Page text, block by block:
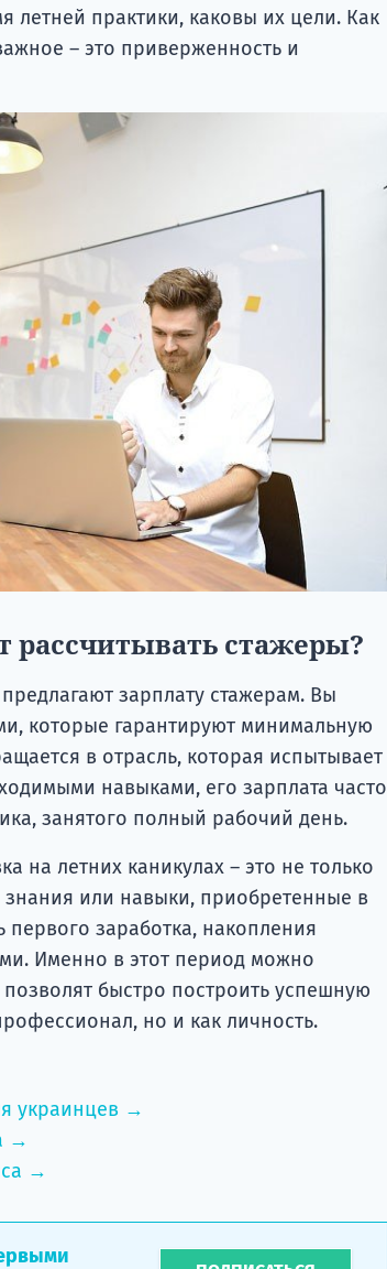
летней практики, каковы их цели. Как
– это приверженность и
рассчитывать стажеры?
предлагают зарплату стажерам. Вы
которые гарантируют минимальную
в отрасль, которая испытывает
навыками, его зарплата часто
занятого полный рабочий день.
на летних каникулах – это не только
или навыки, приобретенные в
первого заработка, накопления
Именно в этот период можно
быстро построить успешную
но и как личность.
украинцев →
→
→